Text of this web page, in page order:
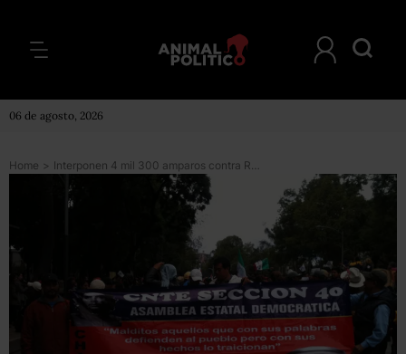
06 de agosto, 2026
Home > Interponen 4 mil 300 amparos contra Reforma Educativa; termina plazo